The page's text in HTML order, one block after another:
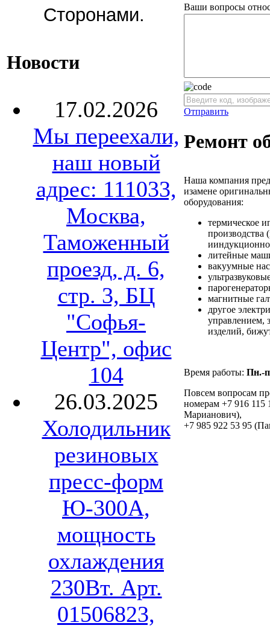
Сторонами.
Новости
17.02.2026
Мы переехали,
наш новый
адрес: 111033,
Москва,
Таможенный
проезд, д. 6,
стр. 3, БЦ
"Софья-
Центр", офис
104
26.03.2025
Холодильник
резиновых
пресс-форм
Ю-300А,
мощность
охлаждения
230Вт. Арт.
01506823,
Ваши вопросы
Отправить
Ремонт
Наша компания
изамене
оборудования:
термическое
производства
литейные
вакуумные
магнитные
другое
управлением,
изделий,
Время работы: Пн.-
Повсем вопросам
номерам +7 916
Марианович),
+7 985 922 53 95